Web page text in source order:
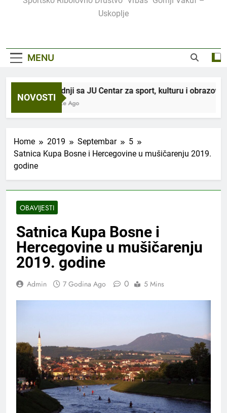
Uskoplje
MENU
NOVOSTI
U saradnji sa JU Centar za sport, kulturu i
3 Sedmice Ago
Home 2019 Septembar
5
Satnica Kupa Bosne i Hercegovine u mušičarenju 2019.
godine
OBAVIJESTI
Satnica Kupa Bosne i
Hercegovine u mušičarenju
2019. godine
Admin 7 Godina Ago 0 5 Mins